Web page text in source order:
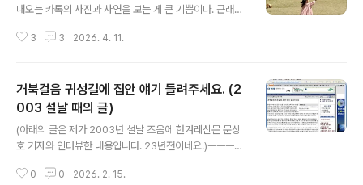
내오는 카톡의 사진과 사연을 보는 게 큰 기쁨이다. 근래에
대꾸도 하다니?제 엄마를 이겨 먹겠네. ㅡㅡㅡㅡㅡㅡㅡㅡ
면 부끄럽다고 숨는거 있어서'OO아 너는 자꾸 인사안하고
대답안하고 그러면 안돼'말했더니,'인사 하는데...''열번 중
한번만 하잖아. 아홉번은 안하잖아'이랬더니 '아홉번 해야
해?'ㅡㅡㅡㅡㅡㅡㅡ내가 OO이한테 “이제 곧 9시야~~!!!
잘 준비하자!” 하는 말을 매일했거든.오늘도 했더니,“아유!
엄마는 매애애애애앤~날! '이제 아홉시'래~~!!”ㅡㅡㅡㅡ
3 3 2026. 4. 11.
거북걸음 귀성길에 집안 얘기 들려주세요. (2
003 설날 때의 글)
(아래의 글은 제가 2003년 설날 즈음에 한겨레신문 문상
호 기자와 인터뷰한 내용입니다. 23년전이네요.)ㅡㅡㅡㅡ
차지만 한편으로 차를 몰고 가야하는 부담도 적지 않네요.
0 0 2026. 2. 15.